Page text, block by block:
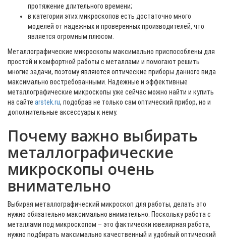
протяжение длительного времени;
в категории этих микроскопов есть достаточно много
моделей от надежных и проверенных производителей, что
является огромным плюсом.
Металлографические микроскопы максимально приспособлены для
простой и комфортной работы с металлами и помогают решить
многие задачи, поэтому являются оптические приборы данного вида
максимально востребованными. Надежные и эффективные
металлографические микроскопы уже сейчас можно найти и купить
на сайте arstek.ru, подобрав не только сам оптический прибор, но и
дополнительные аксессуары к нему.
Почему важно выбирать
металлографические
микроскопы очень
внимательно
Выбирая металлографический микроскоп для работы, делать это
нужно обязательно максимально внимательно. Поскольку работа с
металлами под микроскопом – это фактически ювелирная работа,
нужно подбирать максимально качественный и удобный оптический